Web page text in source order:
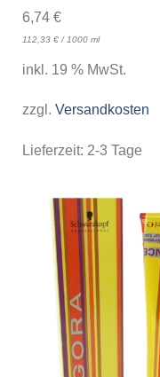
6,74 €
112,33 €/ 1000 ml
inkl. 19 % MwSt.
zzgl. Versandkosten
Lieferzeit: 2-3 Tage